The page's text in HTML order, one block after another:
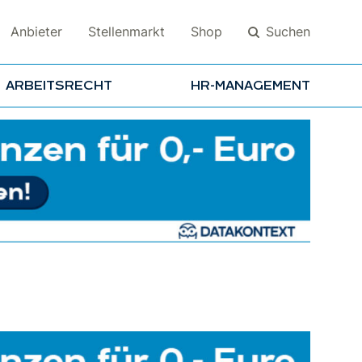
Anbieter Stellenmarkt Shop Suchen
ARBEITSRECHT HR-MANAGEMENT
Suchen